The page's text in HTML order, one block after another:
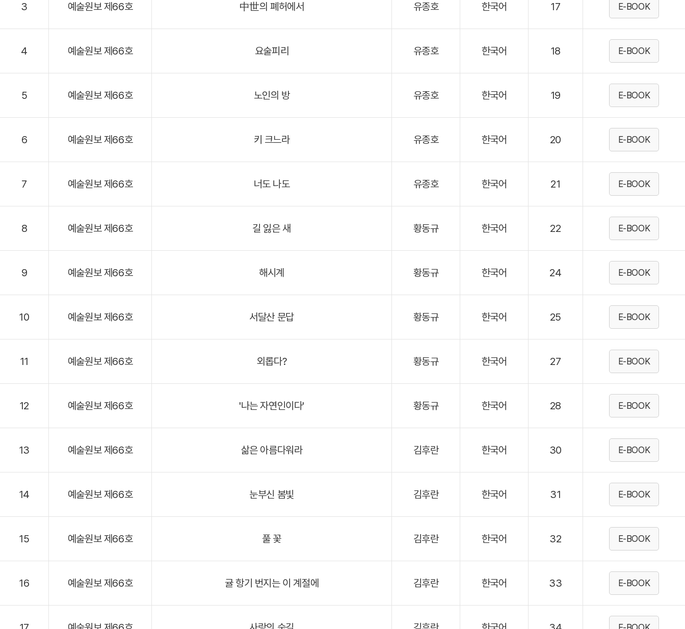
3 예술원보 제66호 中世의 폐허에서 유종호 한국어 17 E-BOOK
4 예술원보 제66호 요술피리 유종호 한국어 18 E-BOOK
5 예술원보 제66호 노인의 방 유종호 한국어 19 E-BOOK
6 예술원보 제66호 키 크느라 유종호 한국어 20 E-BOOK
7 예술원보 제66호 너도 나도 유종호 한국어 21 E-BOOK
8 예술원보 제66호 길 잃은 새 황동규 한국어 22 E-BOOK
9 예술원보 제66호 해시계 황동규 한국어 24 E-BOOK
10 예술원보 제66호 서달산 문답 황동규 한국어 25 E-BOOK
11 예술원보 제66호 외롭다? 황동규 한국어 27 E-BOOK
12 예술원보 제66호 '나는 자연인이다' 황동규 한국어 28 E-BOOK
13 예술원보 제66호 삶은 아름다워라 김후란 한국어 30 E-BOOK
14 예술원보 제66호 눈부신 봄빛 김후란 한국어 31 E-BOOK
15 예술원보 제66호 풀 꽃 김후란 한국어 32 E-BOOK
16 예술원보 제66호 귤 항기 번지는 이 계절에 김후란 한국어 33 E-BOOK